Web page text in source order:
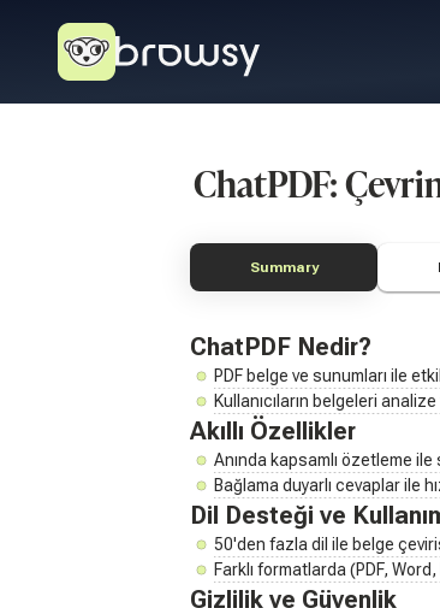
ChatPDF:
Summary
ChatPDF Nedir?
PDF belge ve sunumları ile
Kullanıcıların belgeleri
Akıllı Özellikler
Anında kapsamlı özetleme
Bağlama duyarlı cevaplar ile
Dil Desteği ve
50'den fazla dil ile belge
Farklı formatlarda (PDF,
Gizlilik ve Güvenlik